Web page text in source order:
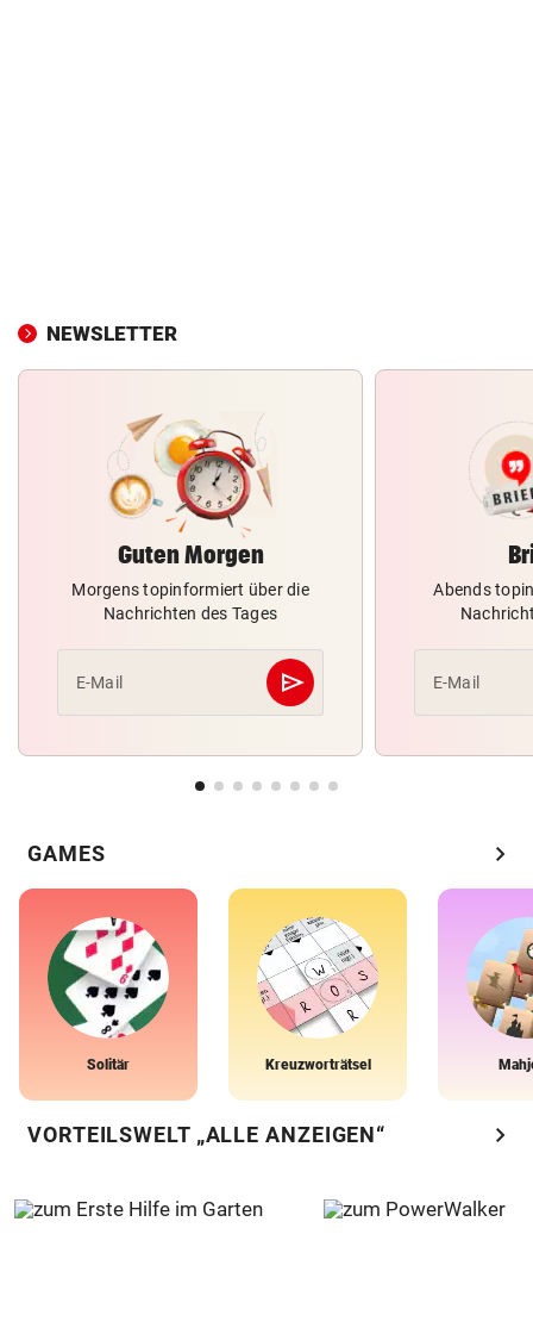
NEWSLETTER
Guten Morgen
Morgens topinformiert über die
Nachrichten des Tages
E-Mail send
Abschicken
Abends
E-Mail
GAMES chevron_right
Solitär Kreuzworträtsel
VORTEILSWELT „ALLE ANZEIGEN“ chevron_right